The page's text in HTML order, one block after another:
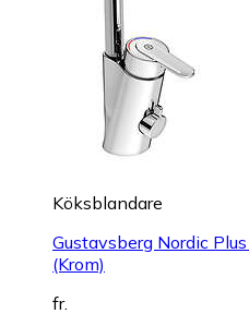
Köksblandare
Gustavsberg Nordic
(Krom)
fr.